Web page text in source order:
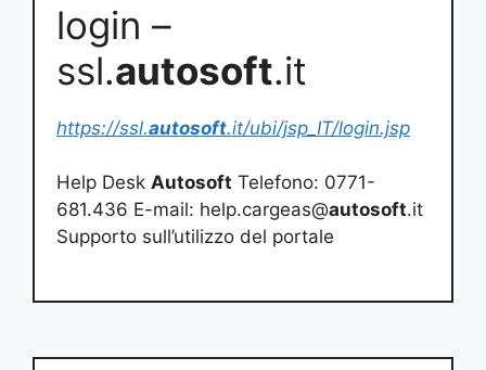
login –
ssl.autosoft.it
https://ssl.autosoft.it/ubi/jsp_IT/login.jsp
Help Desk Autosoft Telefono: 0771-
681.436 E-mail: help.cargeas@autosoft.it
Supporto sull’utilizzo del portale